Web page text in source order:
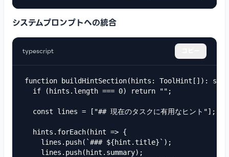
システムプロンプトへの統合
typescript
function buildHintSection(hints: ToolHint[]):
  if (hints.length === 0) return "";
  const lines = ["## 現在のタスクに有用なヒント"];
  hints.forEach(hint => {
    lines.push(`### ${hint.title}`);
    lines.push(hint.summary);